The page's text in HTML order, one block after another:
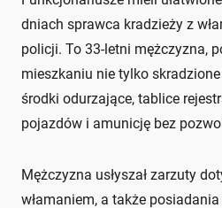
dniach sprawca kradzieży z
policji. To 33-letni mężczyzna,
mieszkaniu nie tylko
środki odurzające, tablice
pojazdów i amunicję bez
Mężczyzna usłyszał zarzuty
włamaniem, a także